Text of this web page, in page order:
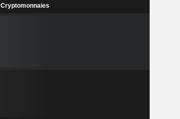
Cryptomonnaies